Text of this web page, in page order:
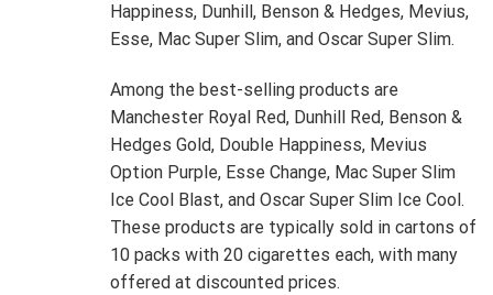
Happiness, Dunhill, Benson & Hedges, Mevius,
Esse, Mac Super Slim, and Oscar Super Slim.
Among the best-selling products are
Manchester Royal Red, Dunhill Red, Benson &
Hedges Gold, Double Happiness, Mevius
Option Purple, Esse Change, Mac Super Slim
Ice Cool Blast, and Oscar Super Slim Ice Cool.
These products are typically sold in cartons of
10 packs with 20 cigarettes each, with many
offered at discounted prices.